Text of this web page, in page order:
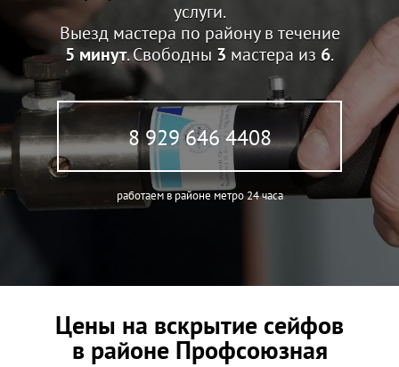
услуги.
Выезд мастера по району в течение
5 минут. Свободны 3 мастера из 6.
8 929 646 4408
работаем в районе метро 24 часа
Цены на вскрытие сейфов
в районе Профсоюзная